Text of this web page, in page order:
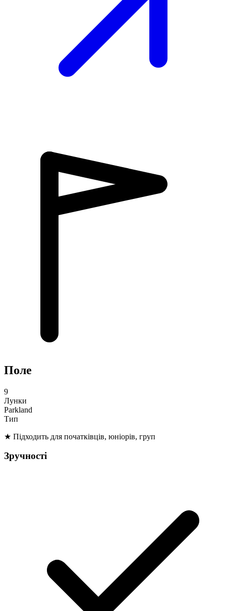
Поле
9
Лунки
Parkland
Тип
★ Підходить для початківців, юніорів, груп
Зручності